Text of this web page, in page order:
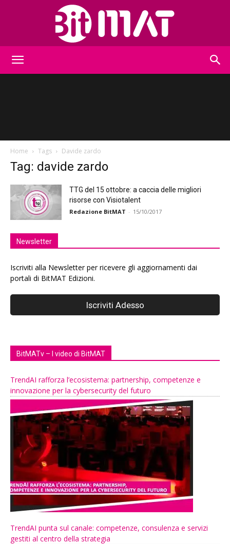
Home Tags Davide zardo
Tag: davide zardo
TTG del 15 ottobre: a caccia delle migliori
risorse con Visiotalent
Redazione BitMAT - 15/10/2017
Newsletter
Iscriviti alla Newsletter per ricevere gli aggiornamenti dai
portali di BitMAT Edizioni.
BitMATv – I video di BitMAT
TrendAI rafforza l’ecosistema: partnership, competenze e
innovazione per la cybersecurity del futuro
TrendAI punta sul canale: competenze, consulenza e servizi
gestiti al centro della strategia